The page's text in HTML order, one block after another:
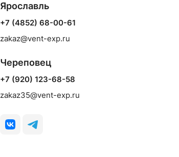
Ярославль
+7 (4852) 68-00-61
zakaz@vent-exp.ru
Череповец
+7 (920) 123-68-58
zakaz35@vent-exp.ru